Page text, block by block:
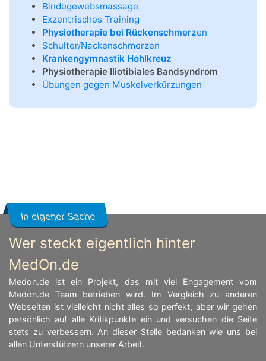
Bindegewebsmassage
Exzentrisches Training
Physiotherapie bei Rückenschmerzen
Schulter/Nackenschmerzen
Krankengymnastik Hohlkreuz
Physiotherapie Iliotibiales Bandsyndrom
Übungen gegen Muskelverkürzungen
In eigener Sache
Wer steckt eigentlich hinter
MedOn.de
Medon.de ist ein Projekt, das mit viel Engagement vom
Medon.de Team betrieben wird. Im Vergleich zu anderen
Webseiten ist vielleicht nicht alles so perfekt, aber wir gehen
persönlich auf alle Kritikpunkte ein und versuchen die Seite
stets zu verbessern. An dieser Stelle bedanken wie uns bei
allen Unterstützern unserer Arbeit.